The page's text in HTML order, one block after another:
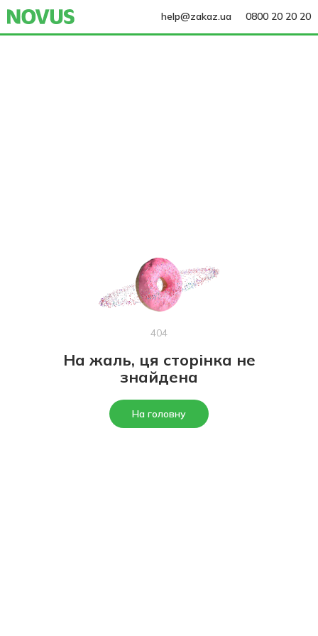
help@zakaz.ua 0800 20 20 20
404
На жаль, ця сторінка не
знайдена
На головну